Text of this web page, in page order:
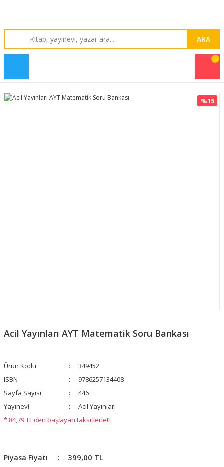
ARA
%15
Acil Yayınları AYT Matematik Soru Bankası
Ürün Kodu
349452
ISBN
9786257134408
Sayfa Sayısı
446
Yayınevi
Acil Yayınları
* 84,79 TL den başlayan taksitlerle!!
Piyasa Fiyatı 399,00 TL